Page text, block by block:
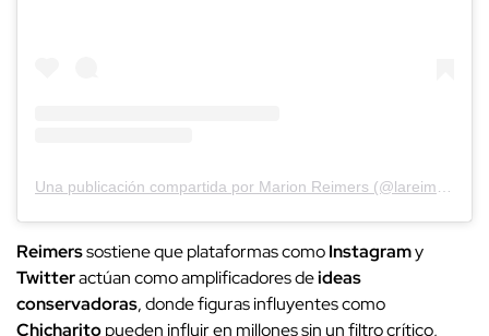
Reimerssostiene que plataformas comoInstagramy
Twitteractúan como amplificadores deideas
conservadoras, donde figuras influyentes como
Chicharitopueden influir en millones sin un filtro crítico,